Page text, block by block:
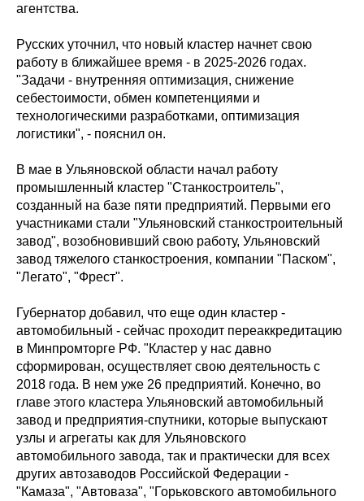
агентства.
Русских уточнил, что новый кластер начнет свою
работу в ближайшее время - в 2025-2026 годах.
"Задачи - внутренняя оптимизация, снижение
себестоимости, обмен компетенциями и
технологическими разработками, оптимизация
логистики", - пояснил он.
В мае в Ульяновской области начал работу
промышленный кластер "Станкостроитель",
созданный на базе пяти предприятий. Первыми его
участниками стали "Ульяновский станкостроительный
завод", возобновивший свою работу, Ульяновский
завод тяжелого станкостроения, компании "Паском",
"Легато", "Фрест".
Губернатор добавил, что еще один кластер -
автомобильный - сейчас проходит переаккредитацию
в Минпромторге РФ. "Кластер у нас давно
сформирован, осуществляет свою деятельность с
2018 года. В нем уже 26 предприятий. Конечно, во
главе этого кластера Ульяновский автомобильный
завод и предприятия-спутники, которые выпускают
узлы и агрегаты как для Ульяновского
автомобильного завода, так и практически для всех
других автозаводов Российской Федерации -
"Камаза", "Автоваза", "Горьковского автомобильного